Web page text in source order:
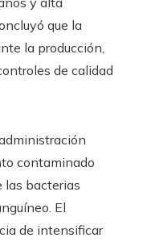
que la
la producción,
de calidad
contaminado
las bacterias
El
de intensificar